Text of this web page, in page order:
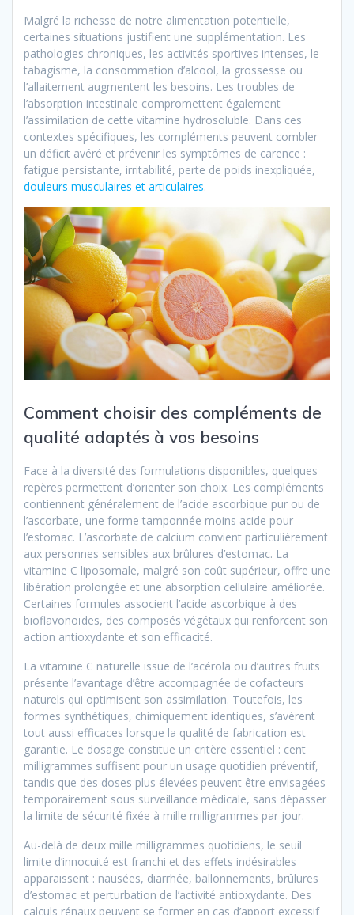
Malgré la richesse de notre alimentation potentielle,
certaines situations justifient une supplémentation. Les
pathologies chroniques, les activités sportives intenses, le
tabagisme, la consommation d’alcool, la grossesse ou
l’allaitement augmentent les besoins. Les troubles de
l’absorption intestinale compromettent également
l’assimilation de cette vitamine hydrosoluble. Dans ces
contextes spécifiques, les compléments peuvent combler
un déficit avéré et prévenir les symptômes de carence :
fatigue persistante, irritabilité, perte de poids inexpliquée,
douleurs musculaires et articulaires.
Comment choisir des compléments de
qualité adaptés à vos besoins
Face à la diversité des formulations disponibles, quelques
repères permettent d’orienter son choix. Les compléments
contiennent généralement de l’acide ascorbique pur ou de
l’ascorbate, une forme tamponnée moins acide pour
l’estomac. L’ascorbate de calcium convient particulièrement
aux personnes sensibles aux brûlures d’estomac. La
vitamine C liposomale, malgré son coût supérieur, offre une
libération prolongée et une absorption cellulaire améliorée.
Certaines formules associent l’acide ascorbique à des
bioflavonoïdes, des composés végétaux qui renforcent son
action antioxydante et son efficacité.
La vitamine C naturelle issue de l’acérola ou d’autres fruits
présente l’avantage d’être accompagnée de cofacteurs
naturels qui optimisent son assimilation. Toutefois, les
formes synthétiques, chimiquement identiques, s’avèrent
tout aussi efficaces lorsque la qualité de fabrication est
garantie. Le dosage constitue un critère essentiel : cent
milligrammes suffisent pour un usage quotidien préventif,
tandis que des doses plus élevées peuvent être envisagées
temporairement sous surveillance médicale, sans dépasser
la limite de sécurité fixée à mille milligrammes par jour.
Au-delà de deux mille milligrammes quotidiens, le seuil
limite d’innocuité est franchi et des effets indésirables
apparaissent : nausées, diarrhée, ballonnements, brûlures
d’estomac et perturbation de l’activité antioxydante. Des
calculs rénaux peuvent se former en cas d’apport excessif